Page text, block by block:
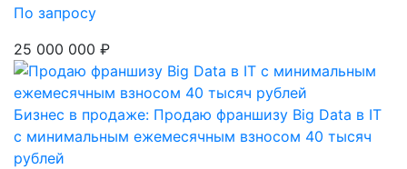
По запросу
25 000 000 ₽
Бизнес в продаже: Продаю франшизу Big Data в IT
с минимальным ежемесячным взносом 40 тысяч
рублей